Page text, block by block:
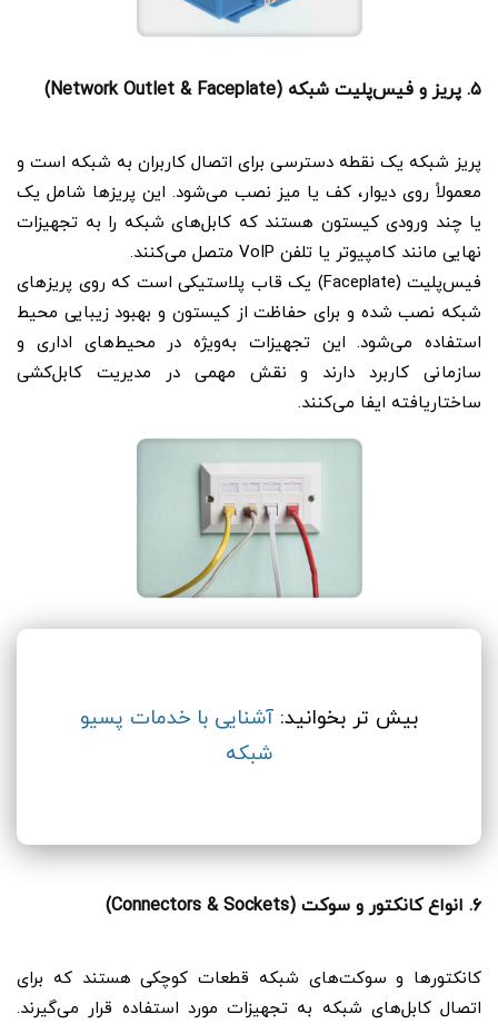
۵. پریز و فیس‌پلیت شبکه (Network Outlet & Faceplate)
پریز شبکه یک نقطه دسترسی برای اتصال کاربران به شبکه است و
معمولاً روی دیوار، کف یا میز نصب می‌شود. این پریزها شامل یک
یا چند ورودی کیستون هستند که کابل‌های شبکه را به تجهیزات
نهایی مانند کامپیوتر یا تلفن VoIP متصل می‌کنند.
فیس‌پلیت (Faceplate) یک قاب پلاستیکی است که روی پریزهای
شبکه نصب شده و برای حفاظت از کیستون و بهبود زیبایی محیط
استفاده می‌شود. این تجهیزات به‌ویژه در محیط‌های اداری و
سازمانی کاربرد دارند و نقش مهمی در مدیریت کابل‌کشی
ساختاریافته ایفا می‌کنند.
بیش تر بخوانید: آشنایی با خدمات پسیو
شبکه
۶. انواع کانکتور و سوکت (Connectors & Sockets)
کانکتورها و سوکت‌های شبکه قطعات کوچکی هستند که برای
اتصال کابل‌های شبکه به تجهیزات مورد استفاده قرار می‌گیرند.